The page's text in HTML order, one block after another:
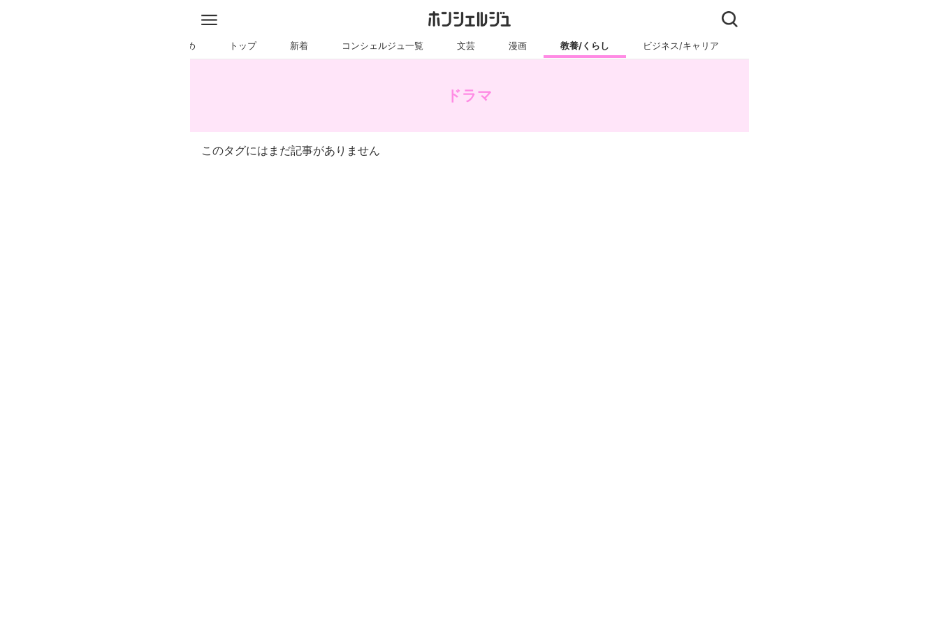
おすすめ トップ 新着 コンシェルジュ一覧 文芸 漫画 教養/くらし ビジネス/キャリア
ドラマ
このタグにはまだ記事がありません